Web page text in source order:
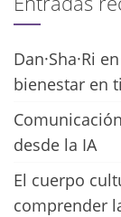
Dan·Sha·Ri
bienestar en
desde la IA
El cuerpo
comprender